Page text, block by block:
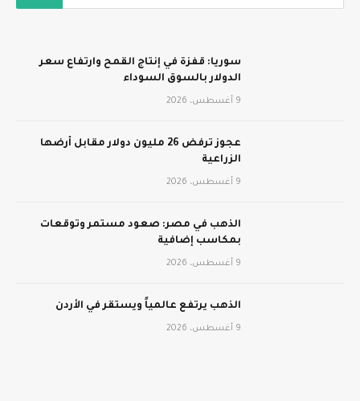
سوريا: قفزة في إنتاج القمح وارتفاع سعر
الدولار بالسوق السوداء
9 أغسطس، 2026
عجوز ترفض 26 مليون دولار مقابل أرضها
الزراعية
9 أغسطس، 2026
الذهب في مصر: صعود مستمر وتوقعات
بمكاسب إضافية
9 أغسطس، 2026
الذهب يرتفع عالمياً ويستقر في الأردن
9 أغسطس، 2026